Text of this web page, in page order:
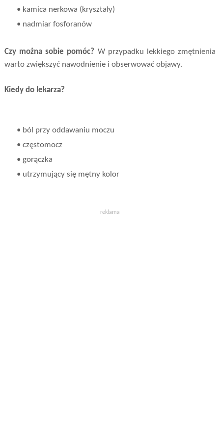
• kamica nerkowa (kryształy)
• nadmiar fosforanów
Czy można sobie pomóc? W przypadku lekkiego zmętnienia
warto zwiększyć nawodnienie i obserwować objawy.
Kiedy do lekarza?
• ból przy oddawaniu moczu
• częstomocz
• gorączka
• utrzymujący się mętny kolor
reklama